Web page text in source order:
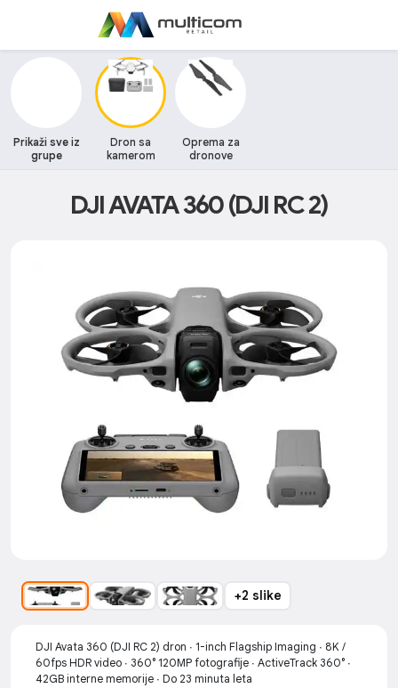
Prikaži sve iz
grupe
Dron sa
kamerom
Oprema za
dronove
DJI AVATA 360 (DJI RC 2)
+2 slike
DJI Avata 360 (DJI RC 2) dron ∙ 1-inch Flagship Imaging ∙ 8K /
60fps HDR video ∙ 360° 120MP fotografije ∙ ActiveTrack 360° ∙
42GB interne memorije ∙ Do 23 minuta leta